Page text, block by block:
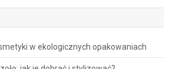
w ekologicznych opakowaniach